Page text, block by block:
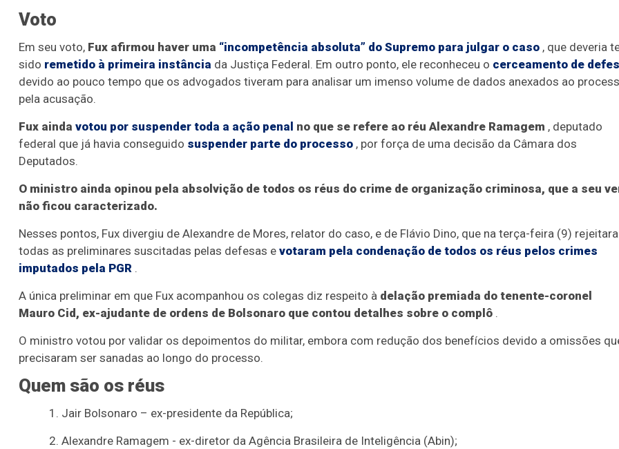
Voto
Em seu voto, Fux afirmou haver uma “incompetência absoluta” do Supremo para julgar o caso , que deveria
sido remetido à primeira instância da Justiça Federal. Em outro ponto, ele reconheceu o cerceamento de
devido ao pouco tempo que os advogados tiveram para analisar um imenso volume de dados anexados ao
pela acusação.
Fux ainda votou por suspender toda a ação penal no que se refere ao réu Alexandre Ramagem , deputado
federal que já havia conseguido suspender parte do processo , por força de uma decisão da Câmara dos
Deputados.
O ministro ainda opinou pela absolvição de todos os réus do crime de organização criminosa, que a seu
não ficou caracterizado.
Nesses pontos, Fux divergiu de Alexandre de Mores, relator do caso, e de Flávio Dino, que na terça-feira (9)
todas as preliminares suscitadas pelas defesas e votaram pela condenação de todos os réus pelos crimes
imputados pela PGR .
A única preliminar em que Fux acompanhou os colegas diz respeito à delação premiada do tenente-coronel
Mauro Cid, ex-ajudante de ordens de Bolsonaro que contou detalhes sobre o complô .
O ministro votou por validar os depoimentos do militar, embora com redução dos benefícios devido a omissões
precisaram ser sanadas ao longo do processo.
Quem são os réus
Jair Bolsonaro – ex-presidente da República;
Alexandre Ramagem - ex-diretor da Agência Brasileira de Inteligência (Abin);